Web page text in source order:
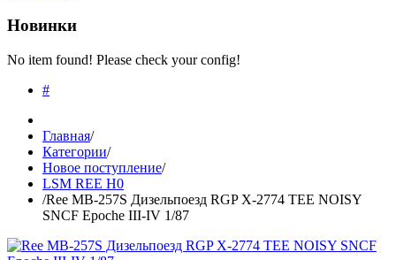
Новинки
No item found! Please check your config!
#
Главная/
Категории/
Новое поступление/
LSM REE H0
/Ree MB-257S Дизельпоезд RGP X-2774 TEE NOISY
SNCF Epoche III-IV 1/87